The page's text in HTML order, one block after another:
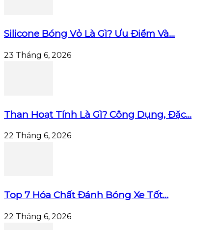
Silicone Bóng Vỏ Là Gì? Ưu Điểm Và...
23 Tháng 6, 2026
Than Hoạt Tính Là Gì? Công Dụng, Đặc...
22 Tháng 6, 2026
Top 7 Hóa Chất Đánh Bóng Xe Tốt...
22 Tháng 6, 2026